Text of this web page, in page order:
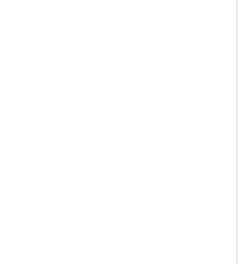
- LEMONADE GINGER |
OF WAHYUEN -